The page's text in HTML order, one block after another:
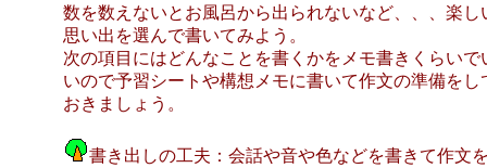
数を数えないとお風呂から出られないなど、、、楽し
思い出を選んで書いてみよう。
次の項目にはどんなことを書くかをメモ書きくらいで
いので予習シートや構想メモに書いて作文の準備をし
おきましょう。
書き出しの工夫：会話や音や色などを書きて作文